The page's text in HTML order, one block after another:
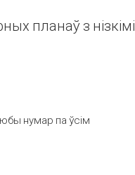
планаў з нізкімі
нумар па ўсім